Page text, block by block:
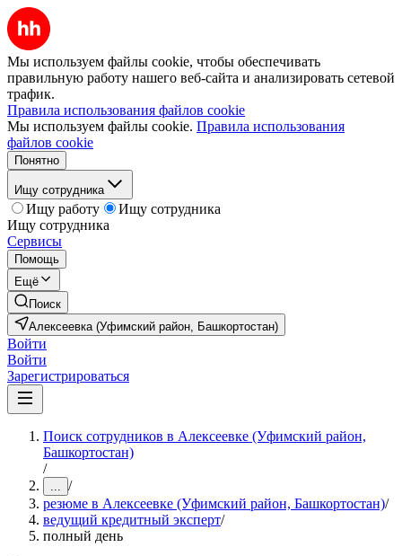
Мы используем файлы cookie, чтобы обеспечивать
правильную работу нашего веб-сайта и анализировать сетевой
трафик.
Правила использования файлов cookie
Мы используем файлы cookie. Правила использования
файлов cookie
Понятно
Ищу сотрудника
Ищу работу
Ищу сотрудника
Ищу сотрудника
Сервисы
Помощь
Ещё
Поиск
Алексеевка (Уфимский район, Башкортостан)
Войти
Войти
Зарегистрироваться
Поиск сотрудников в Алексеевке (Уфимский район,
Башкортостан)
/
... /
резюме в Алексеевке (Уфимский район, Башкортостан)/
ведущий кредитный эксперт/
полный день